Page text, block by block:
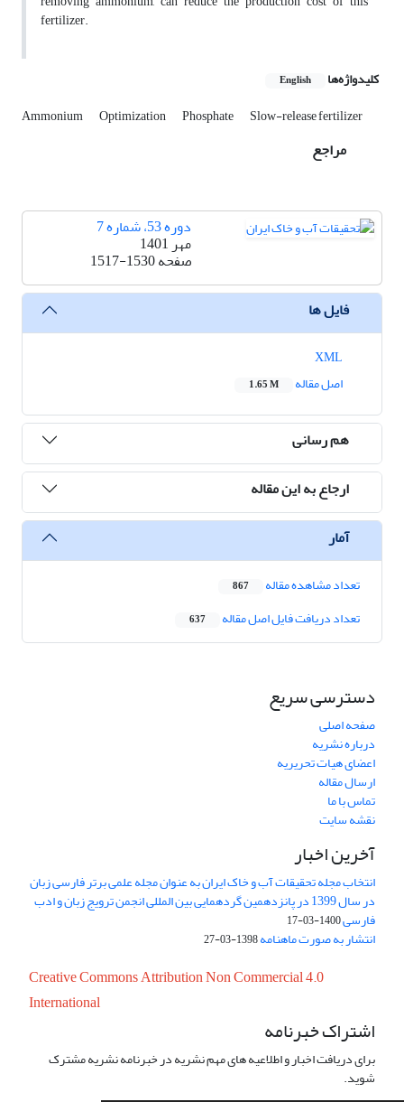
fertilizer.
کلیدواژه‌ها English
Ammonium Optimization Phosphate Slow-release fertilizer
مراجع
دوره 53، شماره 7
مهر 1401
صفحه1517-1530
فایل ها
اصل مقاله
1.65 M
هم رسانی
ارجاع به این مقاله
آمار
تعداد مشاهده مقاله 867
تعداد دریافت فایل اصل مقاله 637
دسترسی سریع
صفحه اصلی
درباره نشریه
اعضای هیات تحریریه
ارسال مقاله
تماس با ما
نقشه سایت
آخرین اخبار
انتخاب مجله تحقیقات آب و خاک ایران به عنوان مجله علمی برتر فارسی زبان
در سال 1399 در پانزدهمین گردهمایی بین المللی انجمن ترویج زبان و ادب
فارسی1400-03-17
انتشار به صورت ماهنامه1398-03-27
Creative Commons Attribution Non Commercial 4.0
International
اشتراک خبرنامه
برای دریافت اخبار و اطلاعیه های مهم نشریه در خبرنامه نشریه مشترک
شوید.